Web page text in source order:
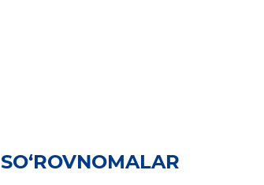
SO‘ROVNOMALAR